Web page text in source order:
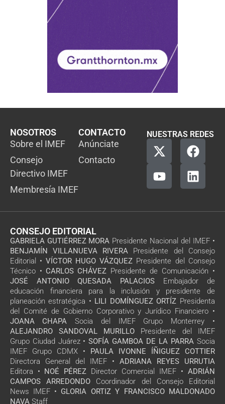
NOSOTROS
Sobre el IMEF
Consejo
Directivo IMEF
Membresía IMEF
CONTACTO
Anúnciate
Contacto
NUESTRAS REDES
CONSEJO EDITORIAL
GABRIELA GUTIÉRREZ MORA Presidente Nacional del IMEF •
BENJAMÍN VILLANUEVA RIVERA Presidente del Consejo
Editorial • VÍCTOR HUGO VÁZQUEZ Presidente del Consejo
Técnico • CARLOS CHÁVEZ Presidente de Comunicación •
JOSÉ ANTONIO QUESADA PALACIOS Embajador de
educación financiera para la inclusión y presidente de
planeación estratégica • LILI DOMÍNGUEZ ORTÍZ Presidenta
del Comité de Gobierno Corporativo y Jurídico Financiero •
JOANA CHAPA Socia del IMEF Grupo Monterrey •
ALEJANDRO SANDOVAL MURILLO Presidente del IMEF
Grupo Ciudad Juárez • SOFÍA GAMBOA DE LA PARRA Socia
IMEF Grupo CDMX • PAULA IVONNE ÍÑIGUEZ COTTIER
Directora General del IMEF • ADRIANA REYES URRUTIA
Editora • NOÉ PÉREZ Director Comercial IMEF • ADRIÁN
CAMPOS ARREDONDO Coordinador del Consejo Editorial
News IMEF • GLORIA ORTIZ Y FRANCISCO MALDONADO
NAVA Staff